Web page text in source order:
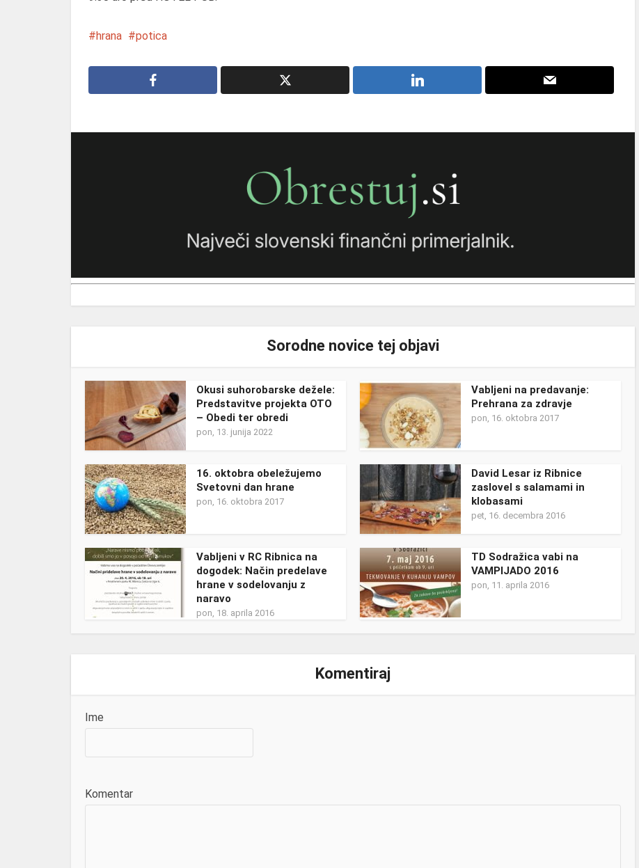
hrana potica
Sorodne novice tej objavi
Okusi suhorobarske dežele:
Predstavitve projekta OTO
– Obedi ter obredi
pon, 13. junija 2022
Vabljeni na predavanje:
Prehrana za zdravje
pon, 16. oktobra 2017
16. oktobra obeležujemo
Svetovni dan hrane
pon, 16. oktobra 2017
David Lesar iz Ribnice
zaslovel s salamami in
klobasami
pet, 16. decembra 2016
Vabljeni v RC Ribnica na
dogodek: Način predelave
hrane v sodelovanju z
naravo
pon, 18. aprila 2016
TD Sodražica vabi na
VAMPIJADO 2016
pon, 11. aprila 2016
Komentiraj
Ime
Komentar